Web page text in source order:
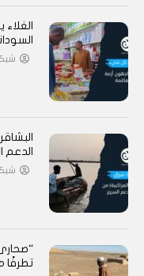
الدعم
تطرفًا